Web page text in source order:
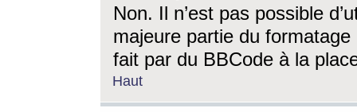
Non. Il n’est pas possible
majeure partie du
fait par du BBCode à la
Haut